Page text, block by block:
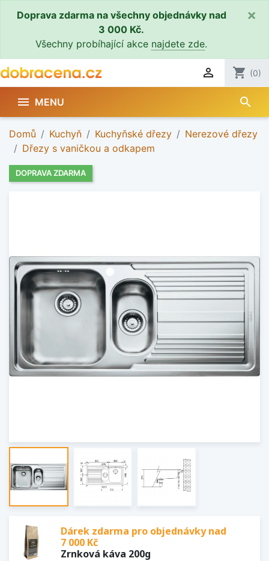
Doprava zdarma na všechny objednávky nad
3 000 Kč.
Všechny probíhající akce najdete zde.
×
 shopping_cart (0)
 MENU search
Domů Kuchyň Kuchyňské dřezy
Nerezové dřezy
Dřezy s vaničkou a odkapem
DOPRAVA ZDARMA
Dárek zdarma pro objednávky nad
7 000 Kč
Zrnková káva 200g